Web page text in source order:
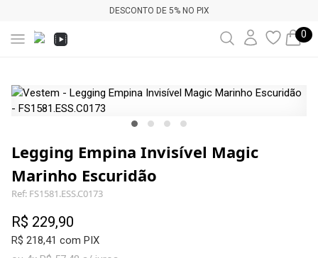
DESCONTO DE 5% NO PIX
0
Legging Empina Invisível Magic
Marinho Escuridão
Ref: FS1581.ESS.C0173
R$ 229,90
R$ 218,41 com PIX